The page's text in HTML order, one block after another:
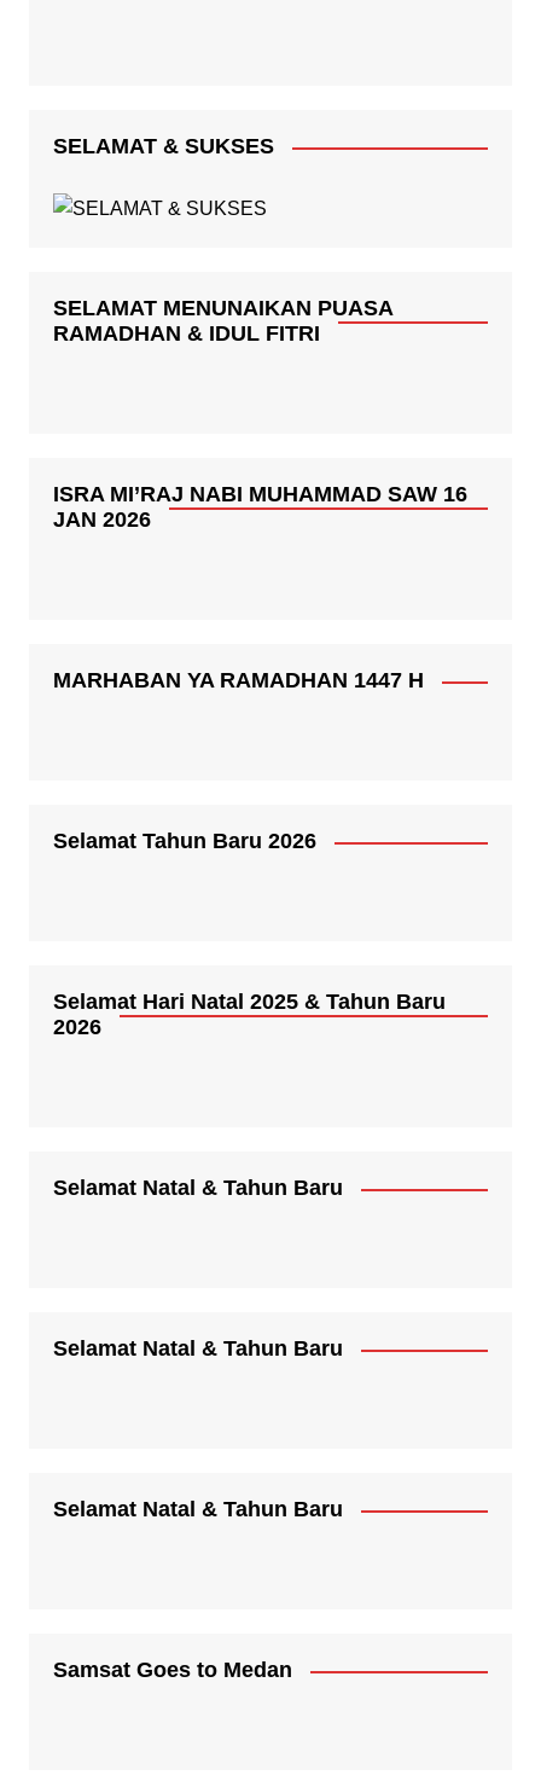
SELAMAT & SUKSES
SELAMAT MENUNAIKAN PUASA
RAMADHAN & IDUL FITRI
ISRA MI’RAJ NABI MUHAMMAD SAW 16
JAN 2026
MARHABAN YA RAMADHAN 1447 H
Selamat Tahun Baru 2026
Selamat Hari Natal 2025 & Tahun Baru
2026
Selamat Natal & Tahun Baru
Selamat Natal & Tahun Baru
Selamat Natal & Tahun Baru
Samsat Goes to Medan